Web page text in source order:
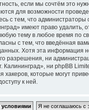
если мы сочтём это
для возможности
с тем, что
имеют право удалить,
тему в любое время по
с тем, что введённая
Хотя эта информация
разрешения, ни
ни phpBB
хакеров, которые могут
к ней.